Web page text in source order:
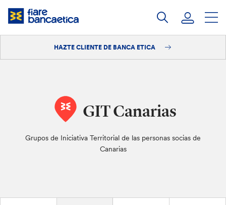
Saltar
HAZTE CLIENTE DE BANCA ETICA
GIT Canarias
Grupos de Iniciativa Territorial de las personas socias de
Canarias